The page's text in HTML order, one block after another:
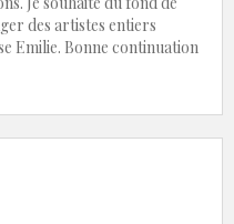
des artistes entiers
Emilie. Bonne continuation